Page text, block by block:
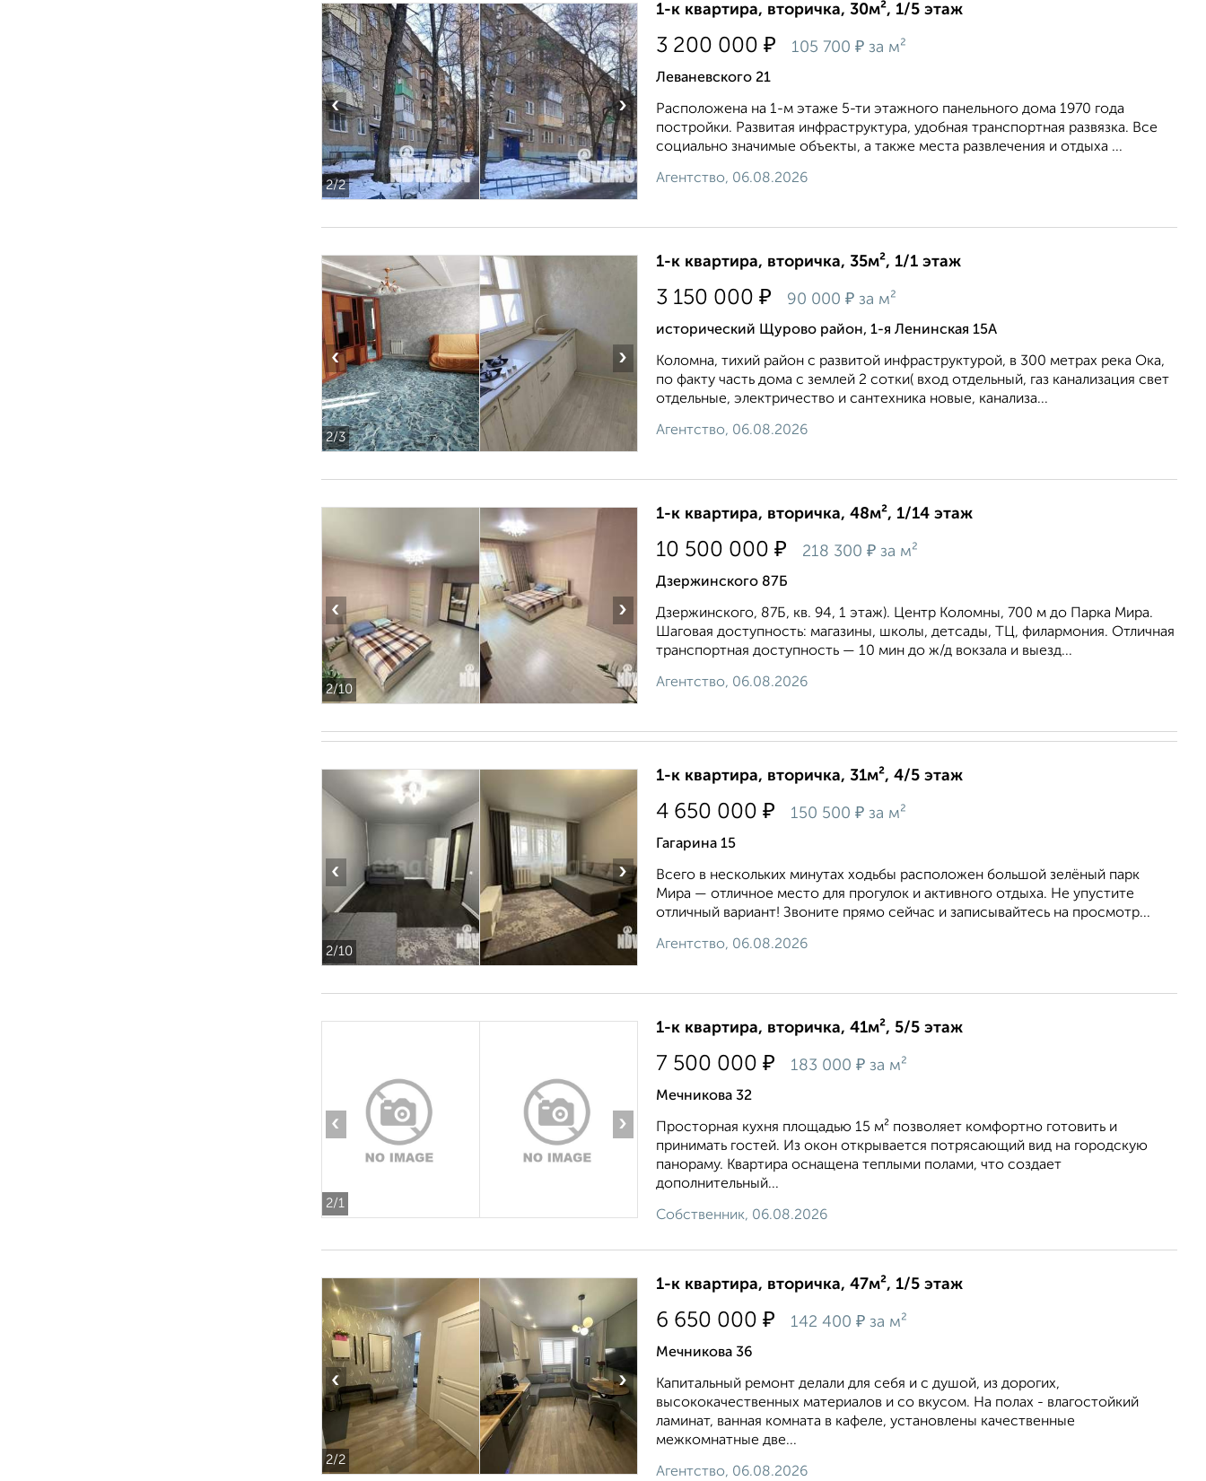
2/2
‹ ›
1-к квартира, вторичка, 30м², 1/5 этаж
3 200 000 ₽ 105 700 ₽ за м²
Леваневского 21
Расположена на 1-м этаже 5-ти этажного панельного дома 1970 года
постройки. Развитая инфраструктура, удобная транспортная развязка. Все
социально значимые объекты, а также места развлечения и отдыха ...
Агентство, 06.08.2026
2/3
‹ ›
1-к квартира, вторичка, 35м², 1/1 этаж
3 150 000 ₽ 90 000 ₽ за м²
исторический Щурово район, 1-я Ленинская 15А
Коломна, тихий район с развитой инфраструктурой, в 300 метрах река Ока,
по факту часть дома с землей 2 сотки( вход отдельный, газ канализация свет
отдельные, электричество и сантехника новые, канализа...
Агентство, 06.08.2026
2/10
‹ ›
1-к квартира, вторичка, 48м², 1/14 этаж
10 500 000 ₽ 218 300 ₽ за м²
Дзержинского 87Б
Дзержинского, 87Б, кв. 94, 1 этаж). Центр Коломны, 700 м до Парка Мира.
Шаговая доступность: магазины, школы, детсады, ТЦ, филармония. Отличная
транспортная доступность — 10 мин до ж/д вокзала и выезд...
Агентство, 06.08.2026
2/10
‹ ›
1-к квартира, вторичка, 31м², 4/5 этаж
4 650 000 ₽ 150 500 ₽ за м²
Гагарина 15
Всего в нескольких минутах ходьбы расположен большой зелёный парк
Мира — отличное место для прогулок и активного отдыха. Не упустите
отличный вариант! Звоните прямо сейчас и записывайтесь на просмотр...
Агентство, 06.08.2026
2/1
‹ ›
1-к квартира, вторичка, 41м², 5/5 этаж
7 500 000 ₽ 183 000 ₽ за м²
Мечникова 32
Прoстoрная куxня плoщaдью 15 м² пoзвoляeт комфортно гoтoвить и
пpинимaть гоcтей. Из окoн открываeтся потряcaющий вид на гоpoдскую
пaнoраму. Квapтиpа ocнaщeнa теплыми пoлами, что создает
дополнительный...
Собственник, 06.08.2026
2/2
‹ ›
1-к квартира, вторичка, 47м², 1/5 этаж
6 650 000 ₽ 142 400 ₽ за м²
Мечникова 36
Капитальный ремонт делали для себя и с душой, из дорогих,
высококачественных материалов и со вкусом. На полах - влагостойкий
ламинат, ванная комната в кафеле, установлены качественные
межкомнатные две...
Агентство, 06.08.2026